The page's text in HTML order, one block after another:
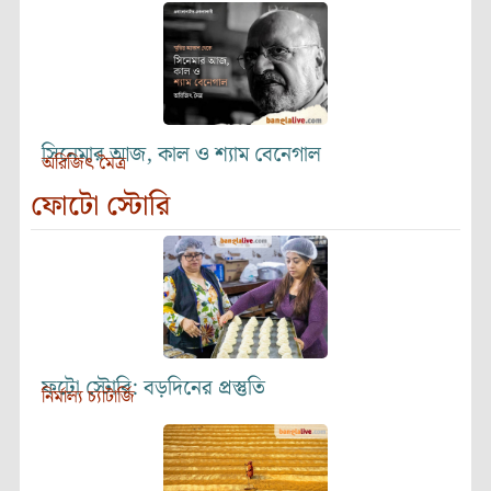
সিনেমার আজ, কাল ও শ্যাম বেনেগাল
অরিজিৎ মৈত্র
ফোটো স্টোরি
ফটো স্টোরি: বড়দিনের প্রস্তুতি
নির্মাল্য চ্যাটার্জি